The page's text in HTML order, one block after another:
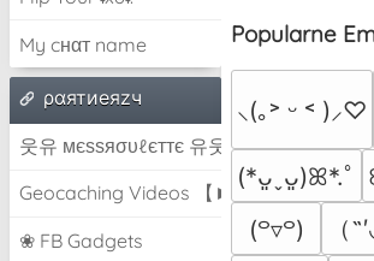
My cнαт name
ραятиeяzч
웃유 мєѕѕяσυℓєттє 유웃
Geocaching Videos 【►】
❀ FB Gadgets
Popularne
⸜(｡˃ ᵕ ˂ )⸝♡
(*ᴗ͈ˬᴗ͈)ꕤ*.ﾟ
(꒪▿꒪)
（